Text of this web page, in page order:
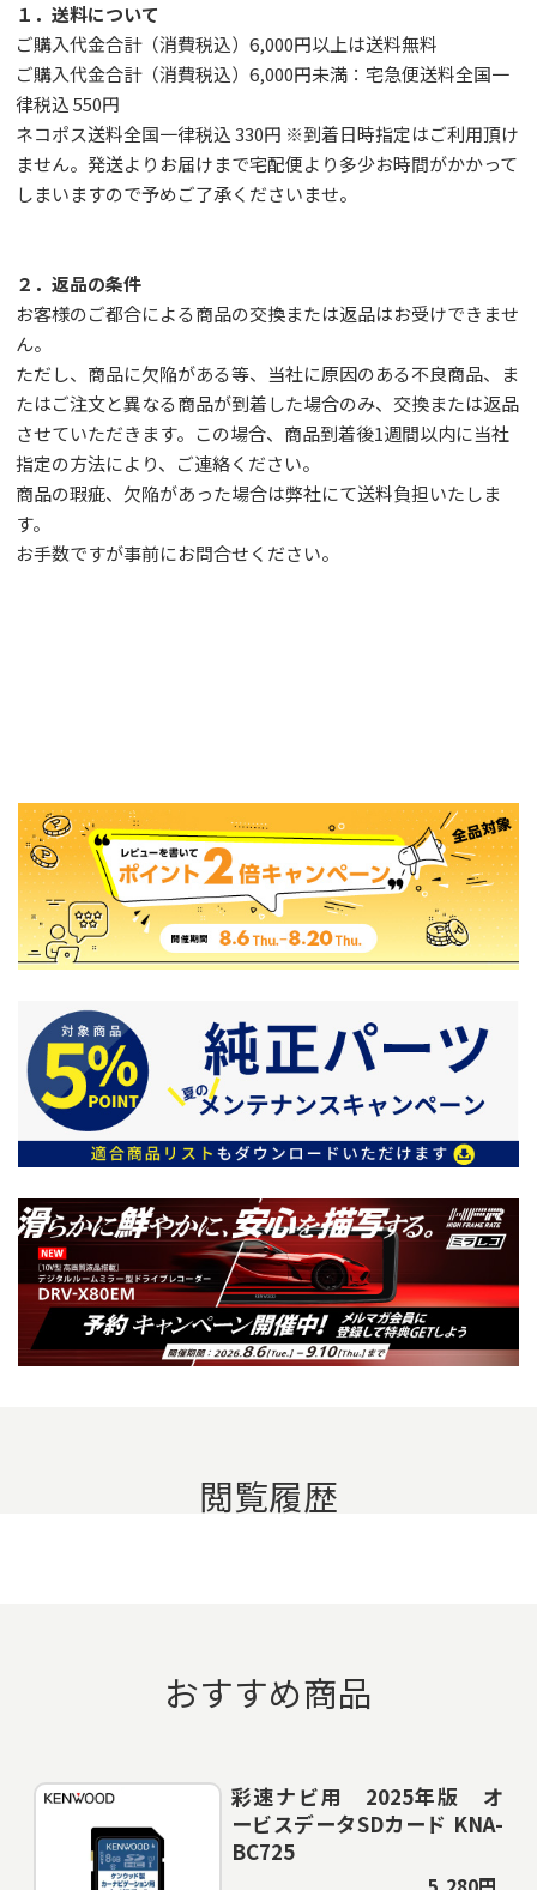
１．送料について
ご購入代金合計（消費税込）6,000円以上は送料無料
ご購入代金合計（消費税込）6,000円未満：宅急便送料全国一
律税込 550円
ネコポス送料全国一律税込 330円 ※到着日時指定はご利用頂け
ません。発送よりお届けまで宅配便より多少お時間がかかって
しまいますので予めご了承くださいませ。
２．返品の条件
お客様のご都合による商品の交換または返品はお受けできませ
ん。
ただし、 商品に欠陥がある等、当社に原因のある不良商品、ま
たはご注文と異なる商品が到着した場合のみ、交換または返品
させていただきます。この場合、商品到着後1週間以内に当社
指定の方法により、ご連絡ください。
商品の瑕疵、欠陥があった場合は弊社にて送料負担いたしま
す。
お手数ですが事前にお問合せください。
閲覧履歴
おすすめ商品
彩速ナビ用 2025年版 オ
ービスデータSDカード KNA-
BC725